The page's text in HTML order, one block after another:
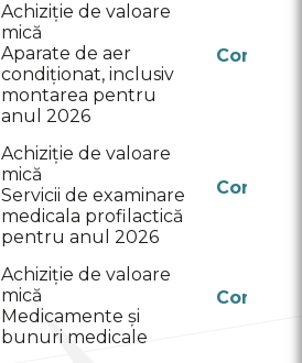
Achiziție de valoare
mică
Aparate de aer
condiționat, inclusiv
montarea pentru
anul 2026
Conform
Achiziție de valoare
mică
Servicii de examinare
medicala profilactică
pentru anul 2026
Conform
Achiziție de valoare
mică
Medicamente și
bunuri medicale
Conform